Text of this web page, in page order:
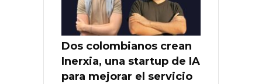
Dos colombianos crean
Inerxia, una startup de IA
para mejorar el servicio